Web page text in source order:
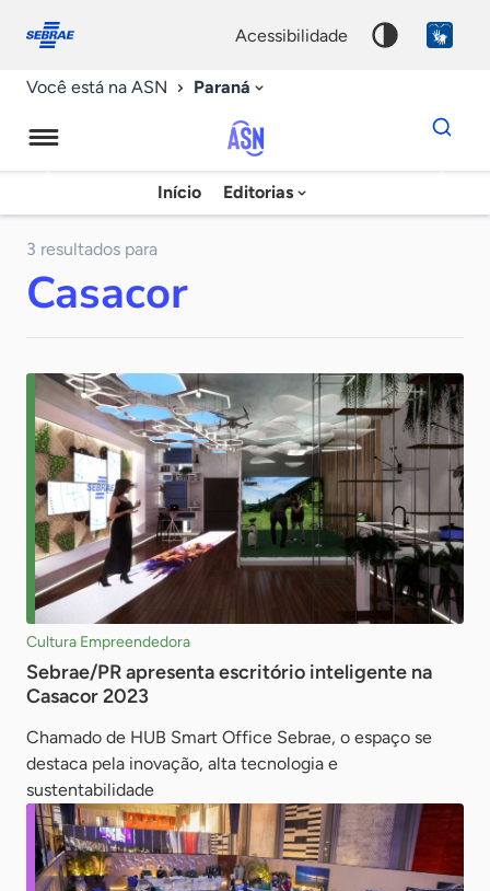
conosco
acessibilidade
Você está na ASN Paraná
Agência
Sebrae
Início Editorias
Dados
para
chave
3 resultados para
Casacor
Cultura Empreendedora
Sebrae/PR apresenta escritório inteligente na
Casacor 2023
Chamado de HUB Smart Office Sebrae, o espaço se
destaca pela inovação, alta tecnologia e
sustentabilidade